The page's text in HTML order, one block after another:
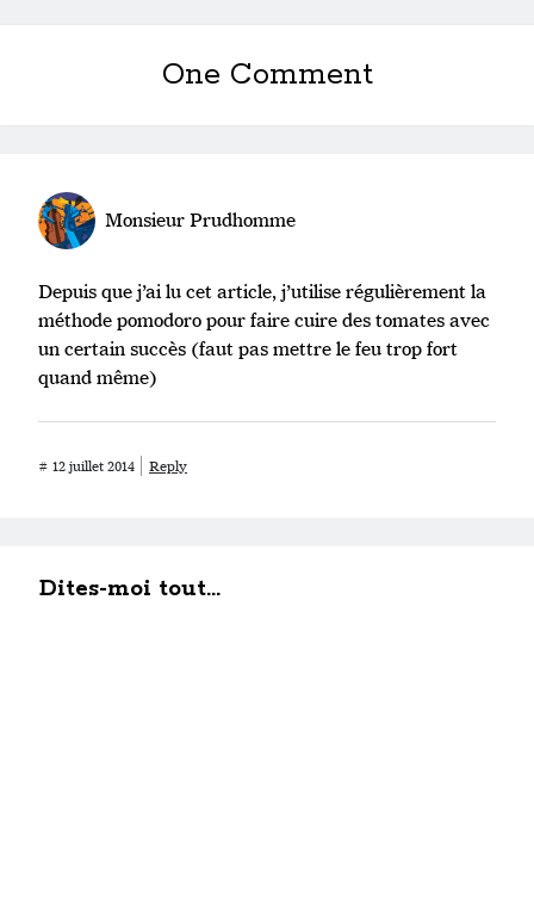
One Comment
Monsieur Prudhomme
Depuis que j’ai lu cet article, j’utilise régulièrement la
méthode pomodoro pour faire cuire des tomates avec
un certain succès (faut pas mettre le feu trop fort
quand même)
# 12 juillet 2014 Reply
Dites-moi tout...